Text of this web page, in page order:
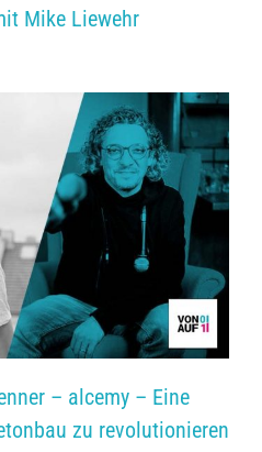
Mike Liewehr
– alcemy – Eine
zu revolutionieren